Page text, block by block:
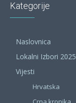
Kategorije
Naslovnica
Lokalni Izbori 2025
Vijesti
Hrvatska